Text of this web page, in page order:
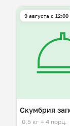
9 августа с 12:00
Скумбрия
0,5 кг ≈ 4 порц.